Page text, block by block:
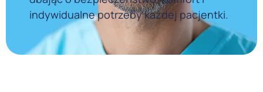
indywidualne potrzeby każdej pacjentki.